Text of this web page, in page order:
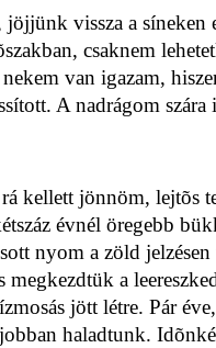
vissza a
csaknem
van igazam,
A nadrágom
kellett jönnöm, lejtõs
évnél öregebb
nyom a zöld
a
jött létre. Pár
haladtunk.